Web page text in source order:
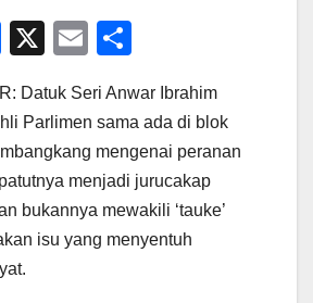
F
c
e
b
o
o
k
X
E
ail ar
e
Datuk Seri Anwar Ibrahim
Parlimen sama ada di blok
mengenai peranan
menjadi jurucakap
bukannya mewakili ‘tauke’
isu yang menyentuh